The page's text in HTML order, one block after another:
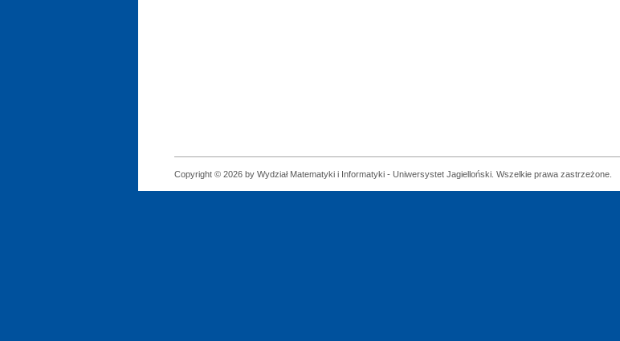
Copyright © 2026 by Wydział Matematyki i Informatyki - Uniwersystet Jagielloński. Wszelkie prawa zastrzeżone.